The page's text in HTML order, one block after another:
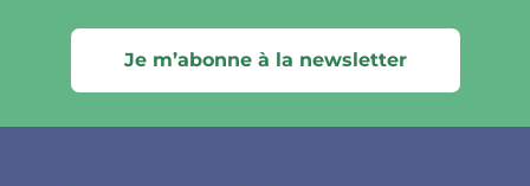
Je m’abonne à la newsletter